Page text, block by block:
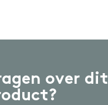
over dit